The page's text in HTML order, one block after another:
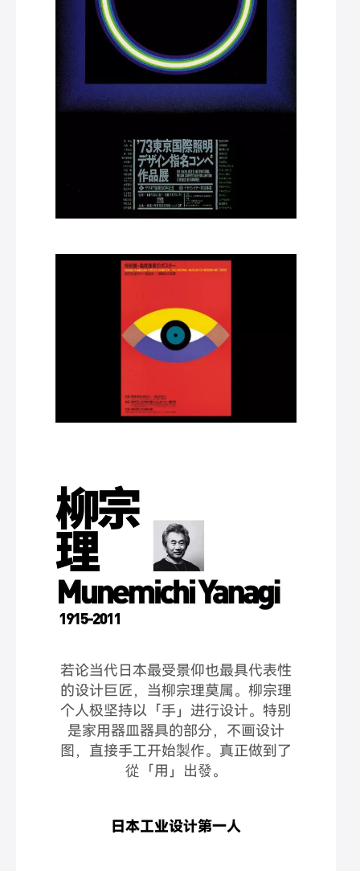
若论当代日本最受景仰也最具代表性
的设计巨匠，当柳宗理莫属。柳宗理
个人极坚持以「手」进行设计。特别
是家用器皿器具的部分，不画设计
图，直接手工开始製作。 真正做到了
從「用」出發。
日本工业设计第一人